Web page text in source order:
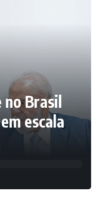
Brasil
escala